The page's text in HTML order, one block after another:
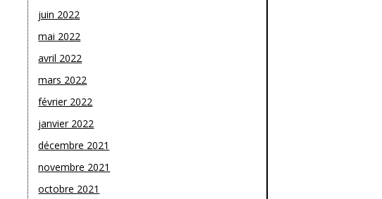
juin 2022
mai 2022
avril 2022
mars 2022
février 2022
janvier 2022
décembre 2021
novembre 2021
octobre 2021